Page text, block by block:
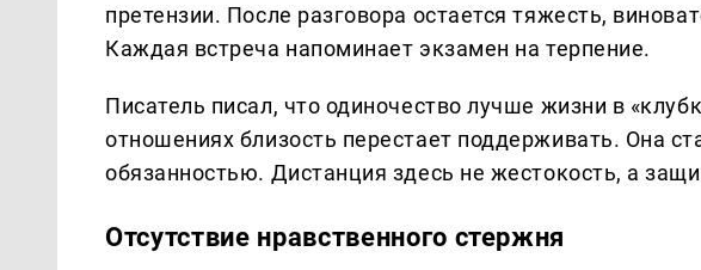
претензии. После разговора остается тяжесть,
Каждая встреча напоминает экзамен на терпение.
Писатель писал, что одиночество лучше жизни в
отношениях близость перестает поддерживать. Она
обязанностью. Дистанция здесь не жестокость, а
Отсутствие нравственного стержня